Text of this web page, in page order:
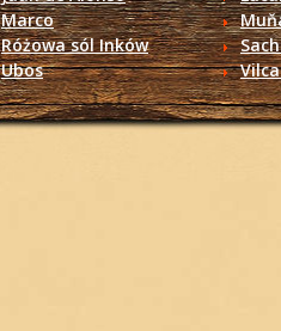
Marco
Różowa sól Inków
Ubos